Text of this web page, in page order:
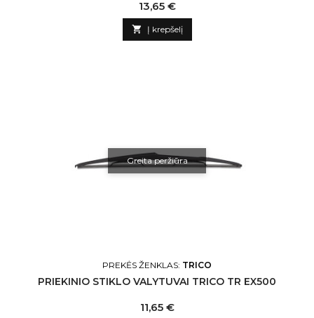
Kaina
13,65 €
 Į krepšelį
Greita peržiūra
PREKĖS ŽENKLAS: TRICO
PRIEKINIO STIKLO VALYTUVAI TRICO TR EX500
Kaina
11,65 €